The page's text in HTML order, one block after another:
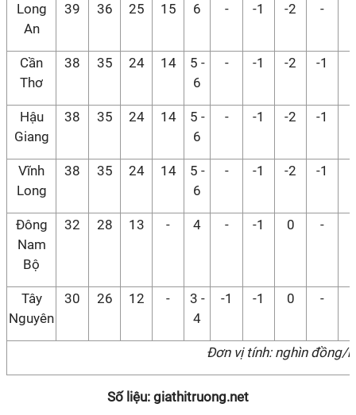
Long
An
39 36 25 15 6 - -1 -2 -
Cần
Thơ
38 35 24 14
5 -
6
- -1 -2 -1
Hậu
Giang
38 35 24 14
5 -
6
- -1 -2 -1
Vĩnh
Long
38 35 24 14
5 -
6
- -1 -2 -1
Đông
Nam
Bộ
32 28 13 - 4 - -1 0 -
Tây
Nguyên
30 26 12 -
3 -
4
-1 -1 0 -
Đơn vị tính: nghìn đồng/
Số liệu: giathitruong.net